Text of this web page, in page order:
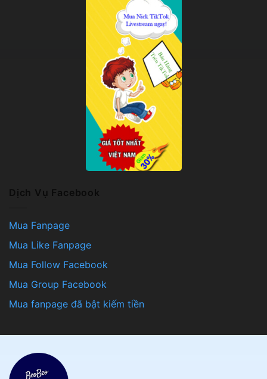
Dịch Vụ Facebook
Mua Fanpage
Mua Like Fanpage
Mua Follow Facebook
Mua Group Facebook
Mua fanpage đã bật kiếm tiền